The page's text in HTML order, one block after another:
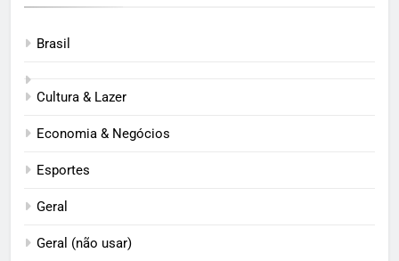
Brasil
Cultura & Lazer
Economia & Negócios
Esportes
Geral
Geral (não usar)